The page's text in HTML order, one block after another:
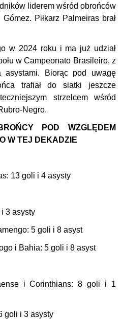
liderem wśród obrońców
Piłkarz Palmeiras brał
w 2024 roku i ma już udział
w Campeonato Brasileiro, z
asystami. Biorąc pod uwagę
trafiał do siatki jeszcze
strzelcem wśród
Negro.
POD WZGLĘDEM
W TEJ DEKADZIE
13 goli i 4 asysty
3 asysty
5 goli i 8 asyst
i Bahia: 5 goli i 8 asyst
i Corinthians: 8 goli i 1
goli i 3 asysty